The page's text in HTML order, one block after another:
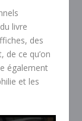
livre
des
de ce qu’on
également
et les